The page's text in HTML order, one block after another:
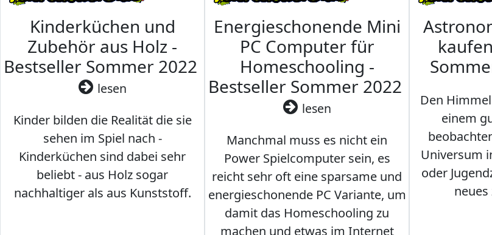
Kinderküchen und
Zubehör aus Holz -
Bestseller Sommer 2022
lesen
Kinder bilden die Realität die sie
sehen im Spiel nach -
Kinderküchen sind dabei sehr
beliebt - aus Holz sogar
nachhaltiger als aus Kunststoff.
Energieschonende Mini
PC Computer für
Homeschooling -
Bestseller Sommer 2022
lesen
Manchmal muss es nicht ein
Power Spielcomputer sein, es
reicht sehr oft eine sparsame und
energieschonende PC Variante, um
damit das Homeschooling zu
machen und etwas im Internet
Den
einem
Universum
oder
neues